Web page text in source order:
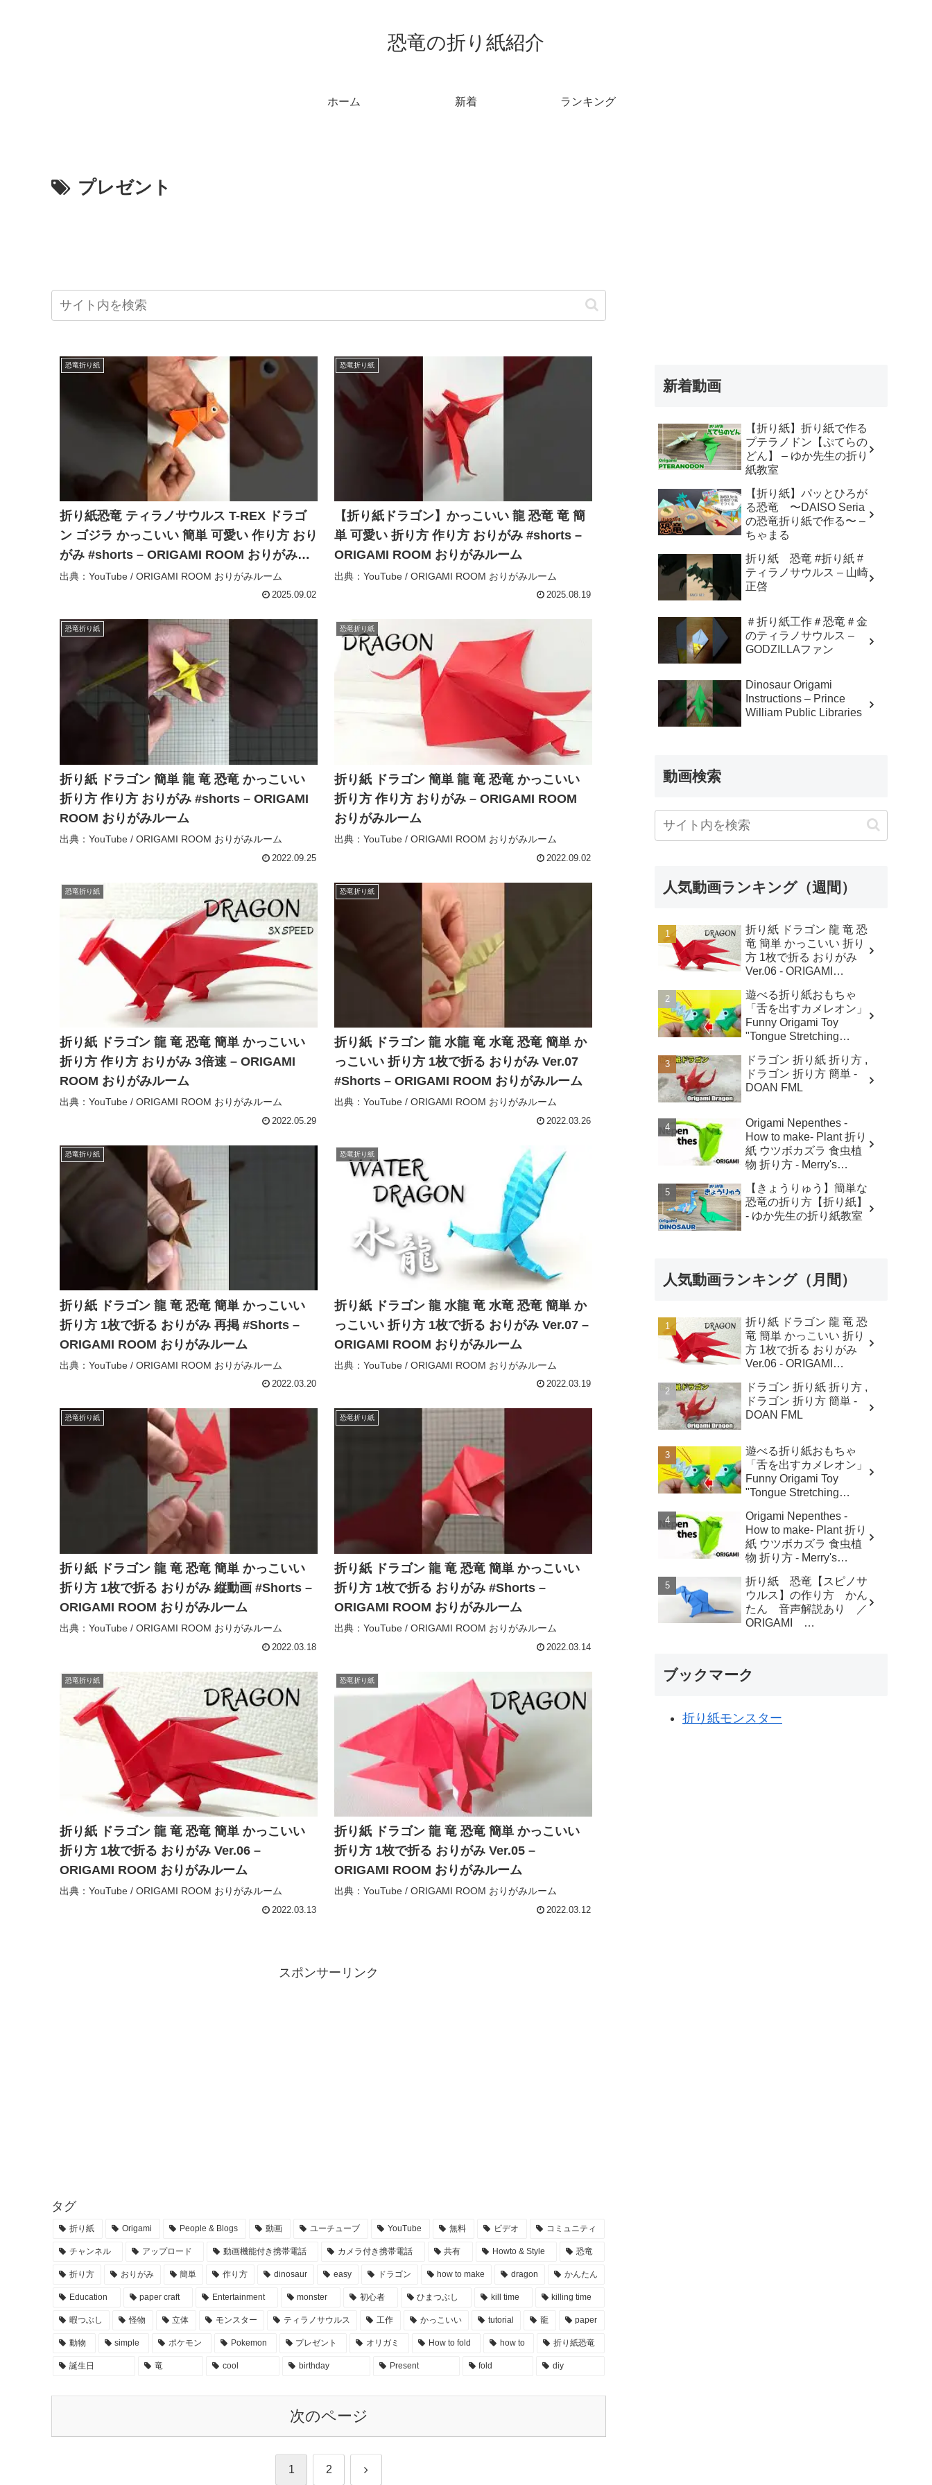
恐竜の折り紙紹介
ホーム 新着 ランキング
プレゼント
恐竜折り紙
折り紙恐竜 ティラノサウルス T-REX ドラゴ
ン ゴジラ かっこいい 簡単 可愛い 作り方 おり
がみ #shorts – ORIGAMI ROOM おりがみル
ーム
出典：YouTube / ORIGAMI ROOM おりがみルーム
2025.09.02
恐竜折り紙
【折り紙ドラゴン】かっこいい 龍 恐竜 竜 簡
単 可愛い 折り方 作り方 おりがみ #shorts –
ORIGAMI ROOM おりがみルーム
出典：YouTube / ORIGAMI ROOM おりがみルーム
2025.08.19
恐竜折り紙
折り紙 ドラゴン 簡単 龍 竜 恐竜 かっこいい
折り方 作り方 おりがみ #shorts – ORIGAMI
ROOM おりがみルーム
出典：YouTube / ORIGAMI ROOM おりがみルーム
2022.09.25
恐竜折り紙
折り紙 ドラゴン 簡単 龍 竜 恐竜 かっこいい
折り方 作り方 おりがみ – ORIGAMI ROOM
おりがみルーム
出典：YouTube / ORIGAMI ROOM おりがみルーム
2022.09.02
恐竜折り紙
折り紙 ドラゴン 龍 竜 恐竜 簡単 かっこいい
折り方 作り方 おりがみ 3倍速 – ORIGAMI
ROOM おりがみルーム
出典：YouTube / ORIGAMI ROOM おりがみルーム
2022.05.29
恐竜折り紙
折り紙 ドラゴン 龍 水龍 竜 水竜 恐竜 簡単 か
っこいい 折り方 1枚で折る おりがみ Ver.07
#Shorts – ORIGAMI ROOM おりがみルーム
出典：YouTube / ORIGAMI ROOM おりがみルーム
2022.03.26
恐竜折り紙
折り紙 ドラゴン 龍 竜 恐竜 簡単 かっこいい
折り方 1枚で折る おりがみ 再掲 #Shorts –
ORIGAMI ROOM おりがみルーム
出典：YouTube / ORIGAMI ROOM おりがみルーム
2022.03.20
恐竜折り紙
折り紙 ドラゴン 龍 水龍 竜 水竜 恐竜 簡単 か
っこいい 折り方 1枚で折る おりがみ Ver.07 –
ORIGAMI ROOM おりがみルーム
出典：YouTube / ORIGAMI ROOM おりがみルーム
2022.03.19
恐竜折り紙
折り紙 ドラゴン 龍 竜 恐竜 簡単 かっこいい
折り方 1枚で折る おりがみ 縦動画 #Shorts –
ORIGAMI ROOM おりがみルーム
出典：YouTube / ORIGAMI ROOM おりがみルーム
2022.03.18
恐竜折り紙
折り紙 ドラゴン 龍 竜 恐竜 簡単 かっこいい
折り方 1枚で折る おりがみ #Shorts –
ORIGAMI ROOM おりがみルーム
出典：YouTube / ORIGAMI ROOM おりがみルーム
2022.03.14
恐竜折り紙
折り紙 ドラゴン 龍 竜 恐竜 簡単 かっこいい
折り方 1枚で折る おりがみ Ver.06 –
ORIGAMI ROOM おりがみルーム
出典：YouTube / ORIGAMI ROOM おりがみルーム
2022.03.13
恐竜折り紙
折り紙 ドラゴン 龍 竜 恐竜 簡単 かっこいい
折り方 1枚で折る おりがみ Ver.05 –
ORIGAMI ROOM おりがみルーム
出典：YouTube / ORIGAMI ROOM おりがみルーム
2022.03.12
スポンサーリンク
タグ
折り紙 Origami People & Blogs 動画 ユーチューブ YouTube 無料 ビデオ コミュニティ
チャンネル アップロード 動画機能付き携帯電話 カメラ付き携帯電話 共有 Howto & Style 恐竜
折り方 おりがみ 簡単 作り方 dinosaur easy ドラゴン how to make dragon かんたん
Education paper craft Entertainment monster 初心者 ひまつぶし kill time killing time
暇つぶし 怪物 立体 モンスター ティラノサウルス 工作 かっこいい tutorial 龍 paper
動物 simple ポケモン Pokemon プレゼント オリガミ How to fold how to 折り紙恐竜
誕生日 竜 cool birthday Present fold diy
次のページ
1 2 次
新着動画
【折り紙】折り紙で作る
プテラノドン【ぷてらの
どん】 – ゆか先生の折り
紙教室
【折り紙】パッとひろが
る恐竜 〜DAISO Seria
の恐竜折り紙で作る〜 –
ちゃまる
折り紙 恐竜 #折り紙 #
ティラノサウルス – 山崎
正啓
＃折り紙工作＃恐竜＃金
のティラノサウルス –
GODZILLAファン
Dinosaur Origami
Instructions – Prince
William Public Libraries
動画検索
人気動画ランキング（週間）
折り紙 ドラゴン 龍 竜 恐
竜 簡単 かっこいい 折り
方 1枚で折る おりがみ
Ver.06 - ORIGAMI
遊べる折り紙おもちゃ
「舌を出すカメレオン」
Funny Origami Toy
"Tongue Stretching
ーぶ (SasaTube)
ドラゴン 折り紙 折り方 ,
ドラゴン 折り方 簡単 -
DOAN FML
Origami Nepenthes -
How to make- Plant 折り
紙 ウツボカズラ 食虫植
物 折り方 - Merry's
【きょうりゅう】簡単な
恐竜の折り方【折り紙】
- ゆか先生の折り紙教室
人気動画ランキング（月間）
折り紙 ドラゴン 龍 竜 恐
竜 簡単 かっこいい 折り
方 1枚で折る おりがみ
Ver.06 - ORIGAMI
ドラゴン 折り紙 折り方 ,
ドラゴン 折り方 簡単 -
DOAN FML
遊べる折り紙おもちゃ
「舌を出すカメレオン」
Funny Origami Toy
"Tongue Stretching
ーぶ (SasaTube)
Origami Nepenthes -
How to make- Plant 折り
紙 ウツボカズラ 食虫植
物 折り方 - Merry's
折り紙 恐竜【スピノサ
ウルス】の作り方 かん
たん 音声解説あり ／
ORIGAMI
ブックマーク
折り紙モンスター